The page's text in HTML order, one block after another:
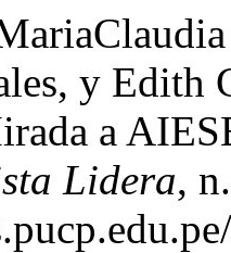
y Edith
a
Lidera,